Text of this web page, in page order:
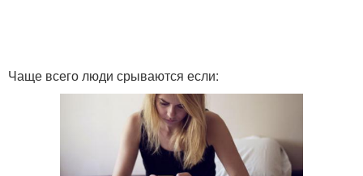
Чаще всего люди срываются если: